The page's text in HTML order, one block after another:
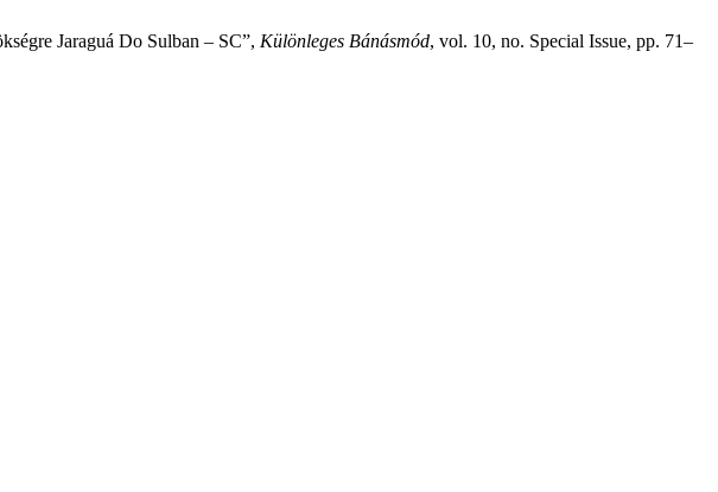
Jaraguá Do Sulban – SC”, Különleges Bánásmód, vol. 10, no. Special Issue, pp. 71–